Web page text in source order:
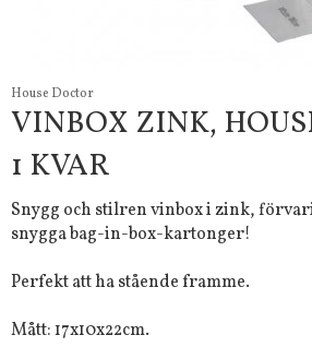
House Doctor
VINBOX ZINK,
1 KVAR
Snygg och stilren vinbox i zink,
snygga bag-in-box-kartonger!
Perfekt att ha stående framme.
Mått: 17x10x22cm.